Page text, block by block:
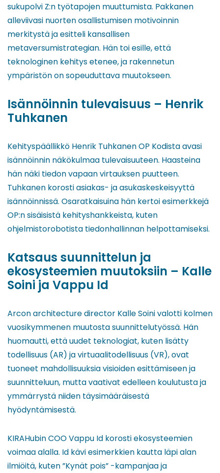
sukupolvi Z:n työtapojen muuttumista. Pakkanen
alleviivasi nuorten osallistumisen motivoinnin
merkitystä ja esitteli kansallisen
metaversumistrategian. Hän toi esille, että
teknologinen kehitys etenee, ja rakennetun
ympäristön on sopeuduttava muutokseen.
Isännöinnin tulevaisuus – Henrik
Tuhkanen
Kehityspäällikkö Henrik Tuhkanen OP Kodista avasi
isännöinnin näkökulmaa tulevaisuuteen. Haasteina
hän näki tiedon vapaan virtauksen puutteen.
Tuhkanen korosti asiakas- ja asukaskeskeisyyttä
isännöinnissä. Osaratkaisuina hän kertoi esimerkkejä
OP:n sisäisistä kehityshankkeista, kuten
ohjelmistorobotista tiedonhallinnan helpottamiseksi.
Katsaus suunnittelun ja
ekosysteemien muutoksiin – Kalle
Soini ja Vappu Id
Arcon architecture director Kalle Soini valotti kolmen
vuosikymmenen muutosta suunnittelutyössä. Hän
huomautti, että uudet teknologiat, kuten lisätty
todellisuus (AR) ja virtuaalitodellisuus (VR), ovat
tuoneet mahdollisuuksia visioiden esittämiseen ja
suunnitteluun, mutta vaativat edelleen koulutusta ja
ymmärrystä niiden täysimääräisestä
hyödyntämisestä.
KIRAHubin COO Vappu Id korosti ekosysteemien
voimaa alalla. Id kävi esimerkkien kautta läpi alan
ilmiöitä, kuten ”Kynät pois” -kampanjaa ja